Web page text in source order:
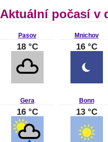
Aktuální počasí v
Pasov
18 °C
Mnichov
16 °C
Gera
16 °C
Bonn
13 °C